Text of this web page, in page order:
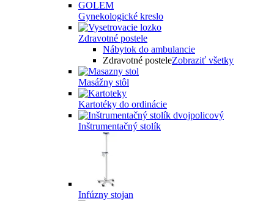
Gynekologické kreslo
Zdravotné postele
Nábytok do ambulancie
Zdravotné posteleZobraziť všetky
Masážny stôl
Kartotéky do ordinácie
Inštrumentačný stolík
Infúzny stojan